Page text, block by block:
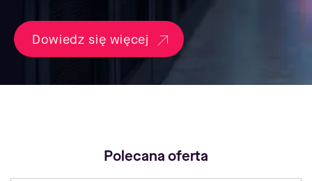
Dowiedz się więcej
Polecana oferta